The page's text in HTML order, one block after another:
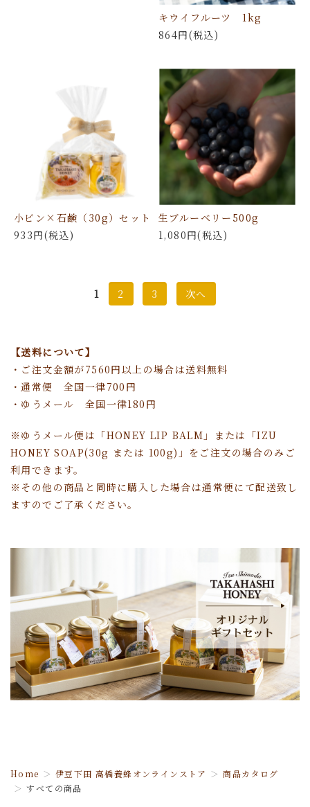
キウイフルーツ 1kg
864円(税込)
小ビン×石鹸（30g）セット
933円(税込)
生ブルーベリー500g
1,080円(税込)
1 2 3 次へ
【送料について】
・ご注文金額が7560円以上の場合は送料無料
・通常便 全国一律700円
・ゆうメール 全国一律180円
※ゆうメール便は「HONEY LIP BALM」または「IZU
HONEY SOAP(30g または 100g)」をご注文の場合のみご
利用できます。
※その他の商品と同時に購入した場合は通常便にて配送致し
ますのでご了承ください。
Home 伊豆下田 高橋養蜂オンラインストア
商品カタログ
すべての商品